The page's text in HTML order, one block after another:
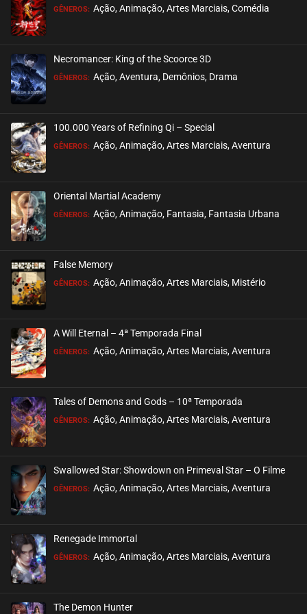
ASSISTIDO
ASSISTIDO
ASSISTIDO
GÊNEROS: Ação, Animação, Artes Marciais, Comédia
Necromancer: King of the Scoorce 3D
GÊNEROS: Ação, Aventura, Demônios, Drama
100.000 Years of Refining Qi – Special
GÊNEROS: Ação, Animação, Artes Marciais, Aventura
Oriental Martial Academy
GÊNEROS: Ação, Animação, Fantasia, Fantasia Urbana
False Memory
GÊNEROS: Ação, Animação, Artes Marciais, Mistério
A Will Eternal – 4ª Temporada Final
GÊNEROS: Ação, Animação, Artes Marciais, Aventura
Tales of Demons and Gods – 10ª Temporada
GÊNEROS: Ação, Animação, Artes Marciais, Aventura
Swallowed Star: Showdown on Primeval Star – O Filme
GÊNEROS: Ação, Animação, Artes Marciais, Aventura
Renegade Immortal
GÊNEROS: Ação, Animação, Artes Marciais, Aventura
The Demon Hunter